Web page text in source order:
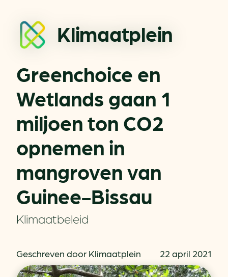
Klimaatplein
Greenchoice en
Wetlands gaan 1
miljoen ton CO2
opnemen in
mangroven van
Guinee-Bissau
Klimaatbeleid
Geschreven door Klimaatplein 22 april 2021